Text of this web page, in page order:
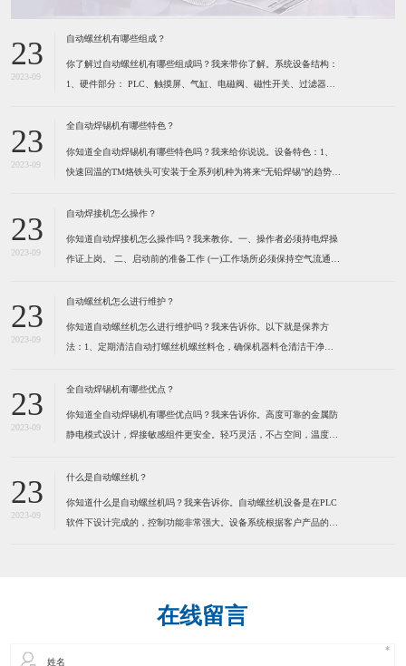
23
2023-09
自动螺丝机有哪些组成？
你了解过自动螺丝机有哪些组成吗？我来带你了解。系统设备结构：
1、硬件部分： PLC、触摸屏、气缸、电磁阀、磁性开关、过滤器及
警灯、空气开关、开关电源、风批、振动盘、系统设备箱、电箱、定
23
2023-09
全自动焊锡机有哪些特色？
你知道全自动焊锡机有哪些特色吗？我来给你说说。设备特色：1、
快速回温的TM烙铁头可安装于全系列机种为将来“无铅焊锡”的趋势所
的细微变化。（1）六秒钟之内即可达到300℃。（2）卡式设计的烙
23
2023-09
自动焊接机怎么操作？
你知道自动焊接机怎么操作吗？我来教你。一、操作者必须持电焊操
作证上岗。 ​二、启动前的准备工作 (一)工作场所必须保持空气流通,
易燃物品,以防发生火灾。 (三)检查焊机外壳是否接地,电缆是否破
23
2023-09
自动螺丝机怎么进行维护？
你知道自动螺丝机怎么进行维护吗？我来告诉你。以下就是保养方
法：1、定期清洁自动打螺丝机螺丝料仓，确保机器料仓清洁干净。
量加些润滑脂，保持通风,干燥。 2、定期清洁自动打螺丝机螺丝
23
2023-09
全自动焊锡机有哪些优点？
你知道全自动焊锡机有哪些优点吗？我来告诉你。高度可靠的金属防
静电模式设计，焊接敏感组件更安全。轻巧灵活，不占空间，温度，
力。为了健康请使用环保型无铅锡线。特别适合各类电子连接器，
23
2023-09
什么是自动螺丝机？
你知道什么是自动螺丝机吗？我来告诉你。自动螺丝机设备是在PLC
软件下设计完成的，控制功能非常强大。设备系统根据客户产品的实
在线留言